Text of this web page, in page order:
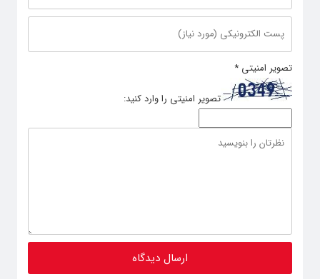
تصویر امنیتی *
تصویر امنیتی را وارد کنید: